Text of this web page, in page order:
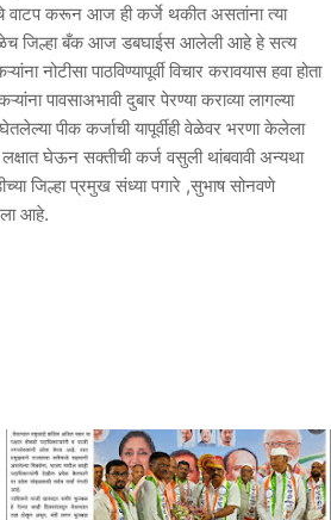
वाटप करून आज ही कर्जे थकीत असतांना त्या
जिल्हा बँक आज डबघाईस आलेली आहे हे सत्य
पाठविण्यापूर्वी विचार करावयास हवा होता
पावसाअभावी दुबार पेरण्या कराव्या लागल्या
पीक कर्जाची यापूर्वीही वेळेवर भरणा केलेला
घेऊन सक्तीची कर्ज वसुली थांबवावी अन्यथा
जिल्हा प्रमुख संध्या पगारे ,सुभाष सोनवणे
आहे.